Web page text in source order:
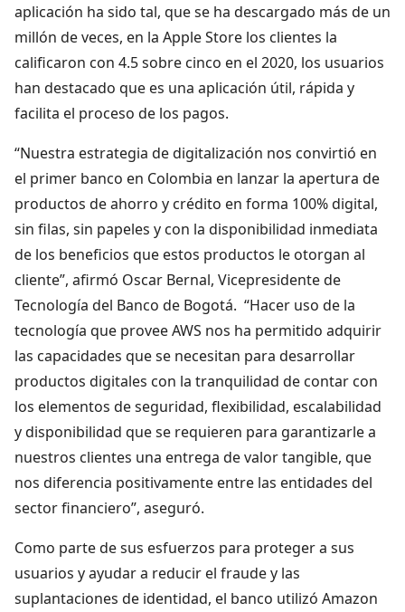
aplicación ha sido tal, que se ha descargado más de un
millón de veces, en la Apple Store los clientes la
calificaron con 4.5 sobre cinco en el 2020, los usuarios
han destacado que es una aplicación útil, rápida y
facilita el proceso de los pagos.
“Nuestra estrategia de digitalización nos convirtió en
el primer banco en Colombia en lanzar la apertura de
productos de ahorro y crédito en forma 100% digital,
sin filas, sin papeles y con la disponibilidad inmediata
de los beneficios que estos productos le otorgan al
cliente”, afirmó Oscar Bernal, Vicepresidente de
Tecnología del Banco de Bogotá. “Hacer uso de la
tecnología que provee AWS nos ha permitido adquirir
las capacidades que se necesitan para desarrollar
productos digitales con la tranquilidad de contar con
los elementos de seguridad, flexibilidad, escalabilidad
y disponibilidad que se requieren para garantizarle a
nuestros clientes una entrega de valor tangible, que
nos diferencia positivamente entre las entidades del
sector financiero”, aseguró.
Como parte de sus esfuerzos para proteger a sus
usuarios y ayudar a reducir el fraude y las
suplantaciones de identidad, el banco utilizó Amazon